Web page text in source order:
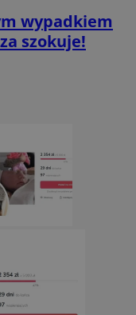
wypadkiem
szokuje!